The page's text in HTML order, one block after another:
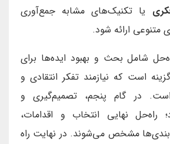
یا تکنیک‌های مشابه جمع‌آوری
متنوعی ارائه شود.
شامل بحث و بهبود ایده‌ها برای
است که نیازمند تفکر انتقادی و
در گام پنجم، تصمیم‌گیری و
راه‌حل نهایی انتخاب و اقدامات،
مشخص می‌شوند. در نهایت راه